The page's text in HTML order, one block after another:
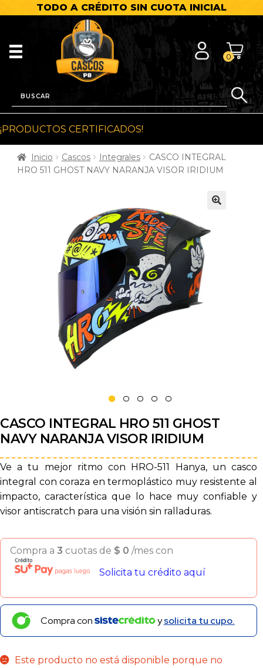
TODO A CRÉDITO SIN CUOTA INICIAL
0
¡PRODUCTOS CERTIFICADOS!
Inicio Cascos Integrales
CASCO INTEGRAL
HRO 511 GHOST NAVY NARANJA VISOR IRIDIUM
CASCO INTEGRAL HRO 511 GHOST
NAVY NARANJA VISOR IRIDIUM
Ve a tu mejor ritmo con HRO-511 Hanya, un casco
integral con coraza en termoplástico muy resistente al
impacto, característica que lo hace muy confiable y
visor antiscratch para una visión sin ralladuras.
Compra a 3 cuotas de $ 0 /mes con
Solicita tu crédito aquí
Compra con ysolicita tu cupo.
Este producto no está disponible porque no